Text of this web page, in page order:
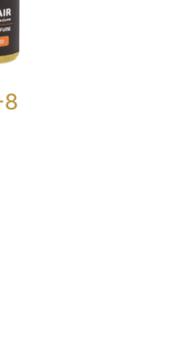
8
Više ne morate da
duhana zavladati